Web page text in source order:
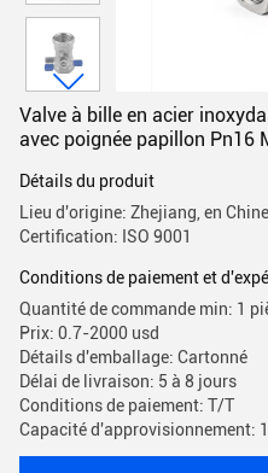
Valve à bille en acier
avec poignée papillon Pn16
Détails du produit
Lieu d'origine: Zhejiang, en Chine
Certification: ISO 9001
Conditions de paiement et
Quantité de commande min: 1
Prix: 0.7-2000 usd
Détails d'emballage: Cartonné
Délai de livraison: 5 à 8 jours
Conditions de paiement: T/T
Capacité d'approvisionnement: